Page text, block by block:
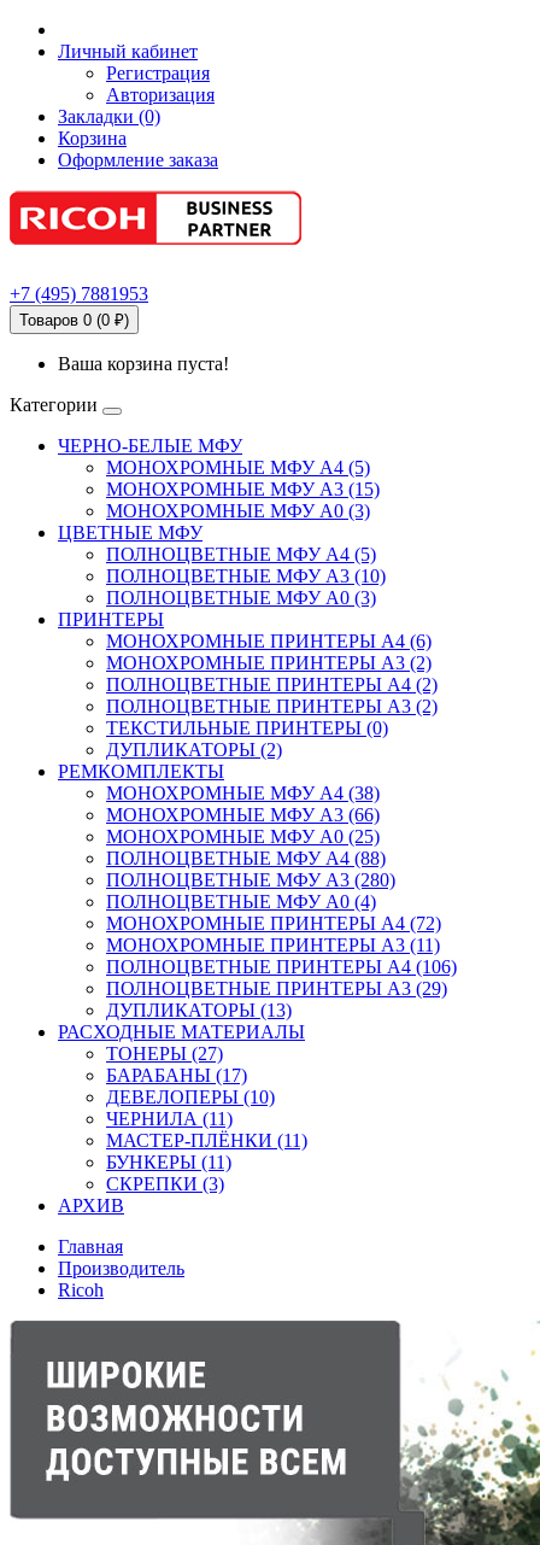
Личный кабинет
Регистрация
Авторизация
Закладки (0)
Корзина
Оформление заказа
+7 (495) 7881953
Товаров 0 (0 ₽)
Ваша корзина пуста!
Категории
ЧЕРНО-БЕЛЫЕ МФУ
МОНОХРОМНЫЕ МФУ А4 (5)
МОНОХРОМНЫЕ МФУ А3 (15)
МОНОХРОМНЫЕ МФУ А0 (3)
ЦВЕТНЫЕ МФУ
ПОЛНОЦВЕТНЫЕ МФУ А4 (5)
ПОЛНОЦВЕТНЫЕ МФУ А3 (10)
ПОЛНОЦВЕТНЫЕ МФУ А0 (3)
ПРИНТЕРЫ
МОНОХРОМНЫЕ ПРИНТЕРЫ А4 (6)
МОНОХРОМНЫЕ ПРИНТЕРЫ А3 (2)
ПОЛНОЦВЕТНЫЕ ПРИНТЕРЫ А4 (2)
ПОЛНОЦВЕТНЫЕ ПРИНТЕРЫ А3 (2)
ТЕКСТИЛЬНЫЕ ПРИНТЕРЫ (0)
ДУПЛИКАТОРЫ (2)
РЕМКОМПЛЕКТЫ
МОНОХРОМНЫЕ МФУ А4 (38)
МОНОХРОМНЫЕ МФУ А3 (66)
МОНОХРОМНЫЕ МФУ А0 (25)
ПОЛНОЦВЕТНЫЕ МФУ А4 (88)
ПОЛНОЦВЕТНЫЕ МФУ А3 (280)
ПОЛНОЦВЕТНЫЕ МФУ А0 (4)
МОНОХРОМНЫЕ ПРИНТЕРЫ А4 (72)
МОНОХРОМНЫЕ ПРИНТЕРЫ А3 (11)
ПОЛНОЦВЕТНЫЕ ПРИНТЕРЫ А4 (106)
ПОЛНОЦВЕТНЫЕ ПРИНТЕРЫ А3 (29)
ДУПЛИКАТОРЫ (13)
РАСХОДНЫЕ МАТЕРИАЛЫ
ТОНЕРЫ (27)
БАРАБАНЫ (17)
ДЕВЕЛОПЕРЫ (10)
ЧЕРНИЛА (11)
МАСТЕР-ПЛЁНКИ (11)
БУНКЕРЫ (11)
СКРЕПКИ (3)
АРХИВ
Главная
Производитель
Ricoh